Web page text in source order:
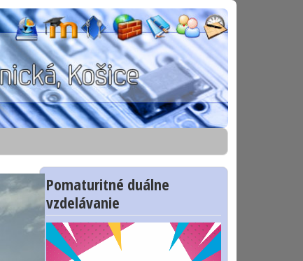
Pomaturitné duálne
vzdelávanie